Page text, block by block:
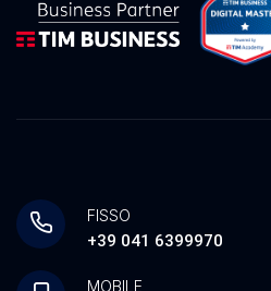
FISSO
+39 041 6399970
MOBILE